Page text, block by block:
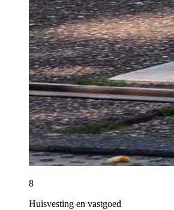
8
Huisvesting en vastgoed